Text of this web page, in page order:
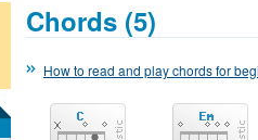
Chords (5)
How to read and play chords for